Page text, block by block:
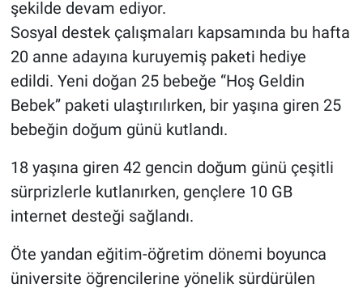
şekilde devam ediyor.
Sosyal destek çalışmaları kapsamında bu hafta
20 anne adayına kuruyemiş paketi hediye
edildi. Yeni doğan 25 bebeğe “Hoş Geldin
Bebek” paketi ulaştırılırken, bir yaşına giren 25
bebeğin doğum günü kutlandı.
18 yaşına giren 42 gencin doğum günü çeşitli
sürprizlerle kutlanırken, gençlere 10 GB
internet desteği sağlandı.
Öte yandan eğitim-öğretim dönemi boyunca
üniversite öğrencilerine yönelik sürdürülen